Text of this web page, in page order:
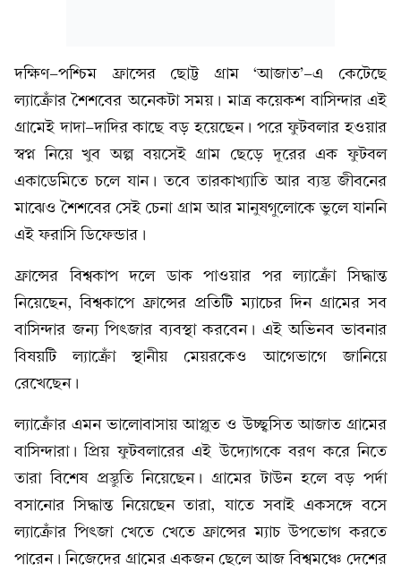
দক্ষিণ-পশ্চিম ফ্রান্সের ছোট্ট গ্রাম ‘আজাত’-এ কেটেছে
ল্যাক্রোঁর শৈশবের অনেকটা সময়। মাত্র কয়েকশ বাসিন্দার এই
গ্রামেই দাদা-দাদির কাছে বড় হয়েছেন। পরে ফুটবলার হওয়ার
স্বপ্ন নিয়ে খুব অল্প বয়সেই গ্রাম ছেড়ে দূরের এক ফুটবল
একাডেমিতে চলে যান। তবে তারকাখ্যাতি আর ব্যস্ত জীবনের
মাঝেও শৈশবের সেই চেনা গ্রাম আর মানুষগুলোকে ভুলে যাননি
এই ফরাসি ডিফেন্ডার।
ফ্রান্সের বিশ্বকাপ দলে ডাক পাওয়ার পর ল্যাক্রোঁ সিদ্ধান্ত
নিয়েছেন, বিশ্বকাপে ফ্রান্সের প্রতিটি ম্যাচের দিন গ্রামের সব
বাসিন্দার জন্য পিৎজার ব্যবস্থা করবেন। এই অভিনব ভাবনার
বিষয়টি ল্যাক্রোঁ স্থানীয় মেয়রকেও আগেভাগে জানিয়ে
রেখেছেন।
ল্যাক্রোঁর এমন ভালোবাসায় আপ্লুত ও উচ্ছ্বসিত আজাত গ্রামের
বাসিন্দারা। প্রিয় ফুটবলারের এই উদ্যোগকে বরণ করে নিতে
তারা বিশেষ প্রস্তুতি নিয়েছেন। গ্রামের টাউন হলে বড় পর্দা
বসানোর সিদ্ধান্ত নিয়েছেন তারা, যাতে সবাই একসঙ্গে বসে
ল্যাক্রোঁর পিৎজা খেতে খেতে ফ্রান্সের ম্যাচ উপভোগ করতে
পারেন। নিজেদের গ্রামের একজন ছেলে আজ বিশ্বমঞ্চে দেশের